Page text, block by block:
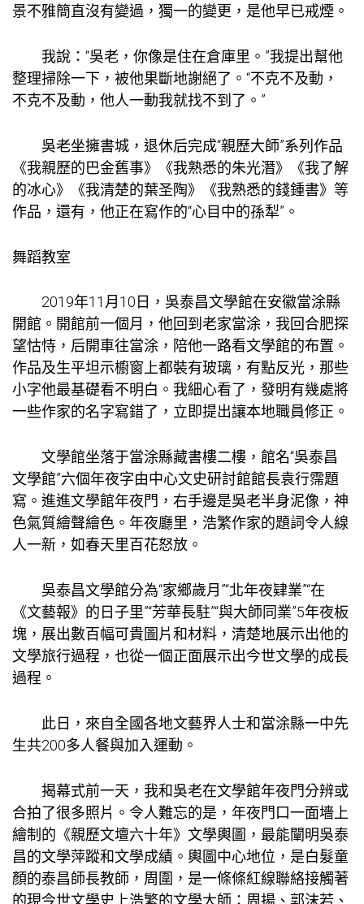
景不雅簡直沒有變過，獨一的變更，是他早已戒煙。
我說：“吳老，你像是住在倉庫里。”我提出幫他
整理掃除一下，被他果斷地謝絕了。“不克不及動，
不克不及動，他人一動我就找不到了。”
吳老坐擁書城，退休后完成“親歷大師”系列作品
《我親歷的巴金舊事》《我熟悉的朱光潛》《我了解
的冰心》《我清楚的葉圣陶》《我熟悉的錢鍾書》等
作品，還有，他正在寫作的“心目中的孫犁”。
舞蹈教室
2019年11月10日，吳泰昌文學館在安徽當涂縣
開館。開館前一個月，他回到老家當涂，我回合肥探
望怙恃，后開車往當涂，陪他一路看文學館的布置。
作品及生平坦示櫥窗上都裝有玻璃，有點反光，那些
小字他最基礎看不明白。我細心看了，發明有幾處將
一些作家的名字寫錯了，立即提出讓本地職員修正。
文學館坐落于當涂縣藏書樓二樓，館名“吳泰昌
文學館”六個年夜字由中心文史研討館館長袁行霈題
寫。進進文學館年夜門，右手邊是吳老半身泥像，神
色氣質繪聲繪色。年夜廳里，浩繁作家的題詞令人線
人一新，如春天里百花怒放。
吳泰昌文學館分為“家鄉歲月”“北年夜肄業”“在
《文藝報》的日子里”“芳華長駐”“與大師同業”5年夜板
塊，展出數百幅可貴圖片和材料，清楚地展示出他的
文學旅行過程，也從一個正面展示出今世文學的成長
過程。
此日，來自全國各地文藝界人士和當涂縣一中先
生共200多人餐與加入運動。
揭幕式前一天，我和吳老在文學館年夜門分辨或
合拍了很多照片。令人難忘的是，年夜門口一面墻上
繪制的《親歷文壇六十年》文學輿圖，最能闡明吳泰
昌的文學萍蹤和文學成績。輿圖中心地位，是白髮童
顏的泰昌師長教師，周圍，是一條條紅線聯絡接觸著
的現今世文學史上浩繁的文學大師：周揚、郭沫若、